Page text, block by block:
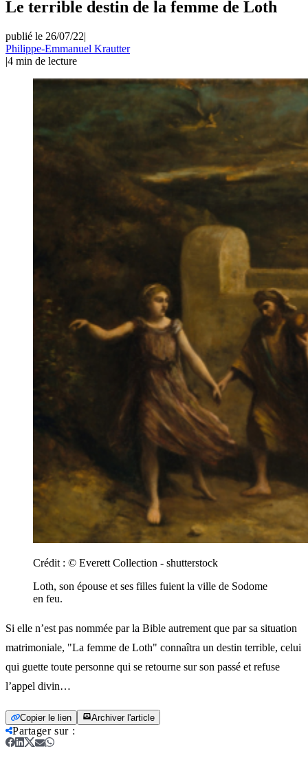
Le terrible destin de la femme de Loth
publié le 26/07/22|
Philippe-Emmanuel Krautter
|4 min de lecture
Crédit : © Everett Collection - shutterstock
Loth, son épouse et ses filles fuient la ville de Sodome
en feu.
Si elle n’est pas nommée par la Bible autrement que par sa situation
matrimoniale, "La femme de Loth" connaîtra un destin terrible, celui
qui guette toute personne qui se retourne sur son passé et refuse
l’appel divin…
Copier le lien Archiver l'article
Partager sur: